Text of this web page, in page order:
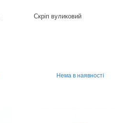
Скріп вуликовий
Нема в наявності